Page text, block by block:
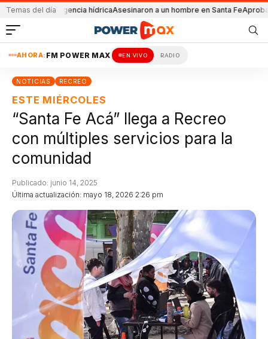
Temas del día
la emergencia hídricaAsesinaron a un hombre en Santa FeAprobaron la
AHORA: FM POWER MAX EN VIVO RADIO
NOTICIAS RECREO
ESTE MIÉRCOLES
“Santa Fe Acá” llega a Recreo
con múltiples servicios para la
comunidad
Última actualización: mayo 18, 2026 2:26 pm
Publicado: junio 14, 2025